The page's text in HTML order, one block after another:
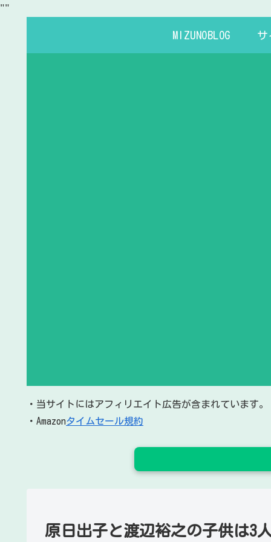
""
MIZUNOBLOG サ
・当サイトにはアフィリエイト広告が含まれています。
・Amazonタイムセール規約
原日出子と渡辺裕之の子供は3